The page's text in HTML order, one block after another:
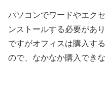
パソコンでワードやエク
ンストールする必要があり
ですがオフィスは購入す
ので、なかなか購入でき